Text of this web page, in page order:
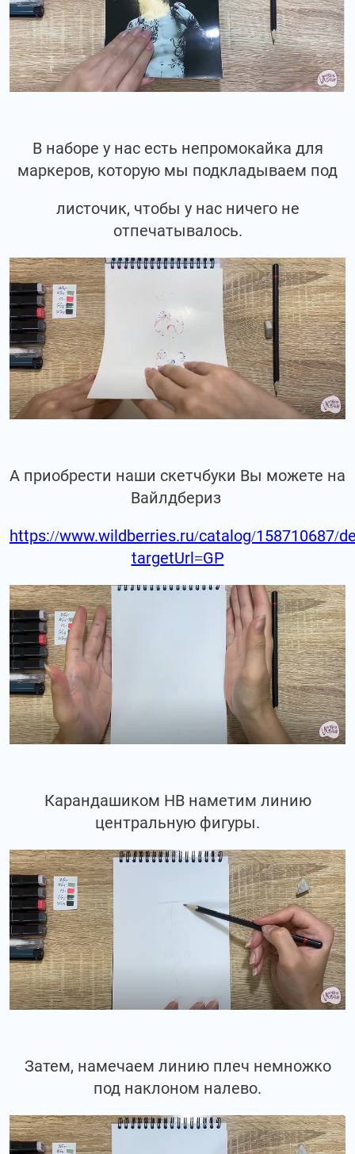
В наборе у нас есть непромокайка для
маркеров, которую мы подкладываем под
листочик, чтобы у нас ничего не
отпечатывалось.
А приобрести наши скетчбуки Вы можете на
Вайлдбериз
https://www.wildberries.ru/catalog/158710687/
targetUrl=GP
Карандашиком НВ наметим линию
центральную фигуры.
Затем, намечаем линию плеч немножко
под наклоном налево.